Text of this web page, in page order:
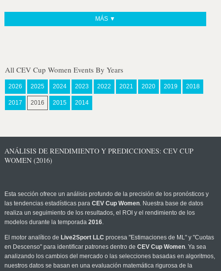
MÁS ▼
All CEV Cup Women Events By Years
2026 2025 2024 2023 2022 2021 2020 2019 2018
2017 2016 2015 2014
ANÁLISIS DE RENDIMIENTO Y PREDICCIONES: CEV CUP
WOMEN (2016)
Esta sección ofrece un análisis profundo de la precisión de los pronósticos y
las tendencias estadísticas para CEV Cup Women. Nuestra base de datos
realiza un seguimiento de los resultados, el ROI y el rendimiento de los
modelos durante la temporada 2016.
El motor analítico de Live2Sport LLC procesa "Estimaciones de ML" y "Cuotas
en Descenso" para identificar patrones dentro de CEV Cup Women. Ya sea
analizando los cambios del mercado o las selecciones basadas en algoritmos,
nuestros datos se basan en una evaluación matemática rigurosa de la